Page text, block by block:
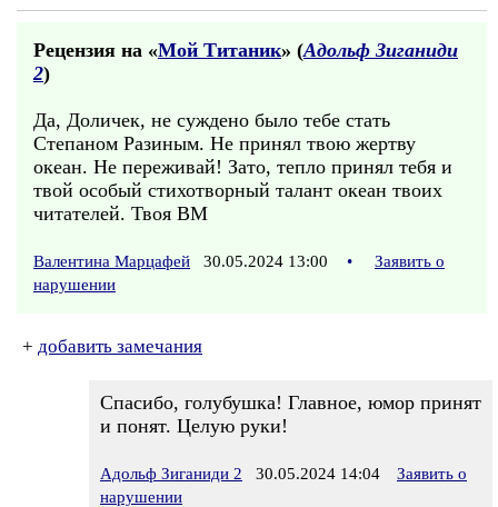
Рецензия на «Мой Титаник» (Адольф Зиганиди
2)
Да, Доличек, не суждено было тебе стать
Степаном Разиным. Не принял твою жертву
океан. Не переживай! Зато, тепло принял тебя и
твой особый стихотворный талант океан твоих
читателей. Твоя ВМ
Валентина Марцафей 30.05.2024 13:00 •
Заявить о
нарушении
+ добавить замечания
Спасибо, голубушка! Главное, юмор принят
и понят. Целую руки!
Адольф Зиганиди 2 30.05.2024 14:04
Заявить о
нарушении